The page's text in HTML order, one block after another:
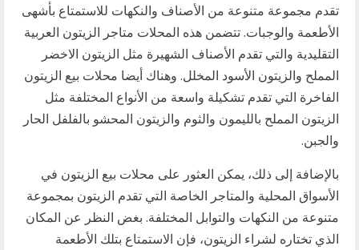
تقدم مجموعة متنوعة من الأصناف والنكهات للاستمتاع بأشهى
الأطعمة والوجبات. تتضمن هذه المحلات متاجر الزيتون العربية
التقليدية والتي تقدم الأصناف الشهيرة مثل الزيتون الاخضر
المملح والزيتون الأسود المخلل. وهناك أيضا محلات بيع الزيتون
الفاخرة التي تقدم تشكيلة واسعة من الأنواع المختلفة مثل
الزيتون المملح بالليمون والثوم والزيتون المحشو بالفلفل الحار
والجبن.
بالإضافة إلى ذلك، يمكن العثور على محلات بيع الزيتون في
الأسواق المحلية والمتاجر الخاصة التي تقدم الزيتون بمجموعة
متنوعة من النكهات والتوابل المختلفة. بغض النظر عن المكان
الذي تختاره لشراء الزيتون، فإن الاستمتاع بتلك الأطعمة